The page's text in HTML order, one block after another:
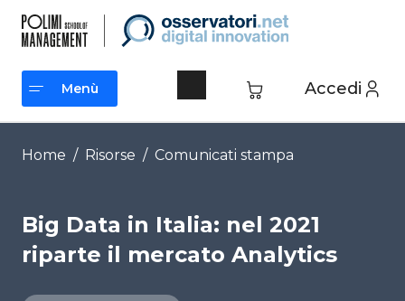
contenuto
Accedi
Menù
Menù
Home / Risorse / Comunicati stampa
Big Data in Italia: nel 2021
riparte il mercato Analytics